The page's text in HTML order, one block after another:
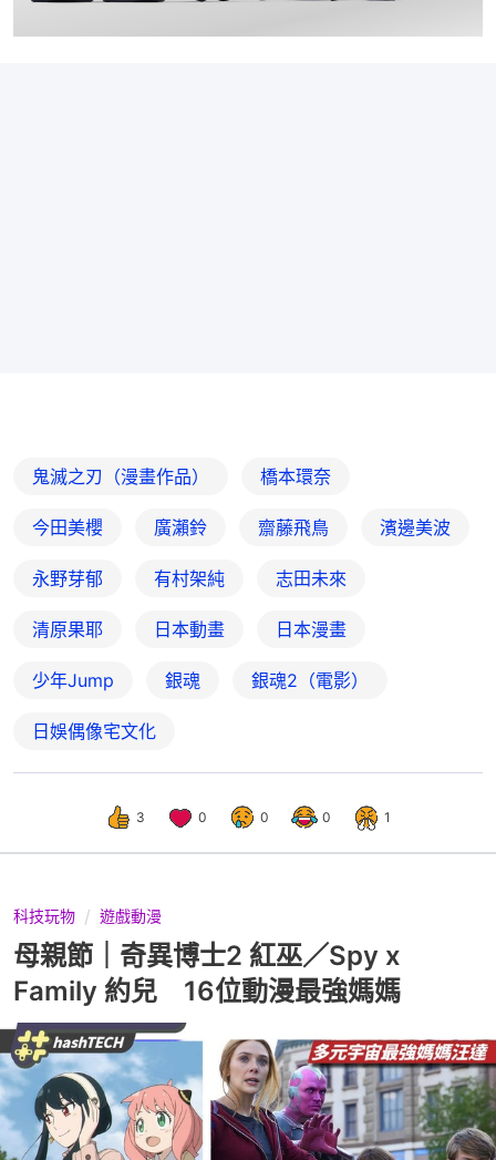
鬼滅之刃（漫畫作品） 橋本環奈
今田美櫻 廣瀨鈴 齋藤飛鳥 濱邊美波
永野芽郁 有村架純 志田未來
清原果耶 日本動畫 日本漫畫
少年Jump 銀魂 銀魂2（電影）
日娛偶像宅文化
3 0 0 0 1
科技玩物 遊戲動漫
母親節｜奇異博士2 紅巫／Spy x
Family 約兒 16位動漫最強媽媽